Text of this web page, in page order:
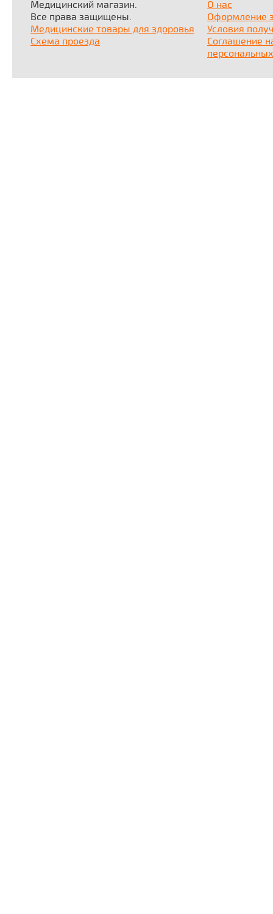
Медицинский магазин.
Все права защищены.
Медицинские товары для здоровья
Схема проезда
О нас
Оформление
Условия
Соглашение